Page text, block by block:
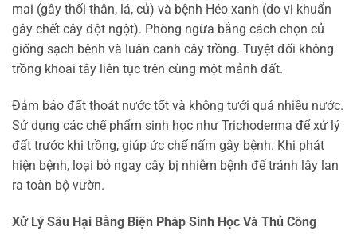
mai (gây thối thân, lá, củ) và bệnh Héo xanh (do vi khuẩn
gây chết cây đột ngột). Phòng ngừa bằng cách chọn củ
giống sạch bệnh và luân canh cây trồng. Tuyệt đối không
trồng khoai tây liên tục trên cùng một mảnh đất.
Đảm bảo đất thoát nước tốt và không tưới quá nhiều nước.
Sử dụng các chế phẩm sinh học như Trichoderma để xử lý
đất trước khi trồng, giúp ức chế nấm gây bệnh. Khi phát
hiện bệnh, loại bỏ ngay cây bị nhiễm bệnh để tránh lây lan
ra toàn bộ vườn.
Xử Lý Sâu Hại Bằng Biện Pháp Sinh Học Và Thủ Công